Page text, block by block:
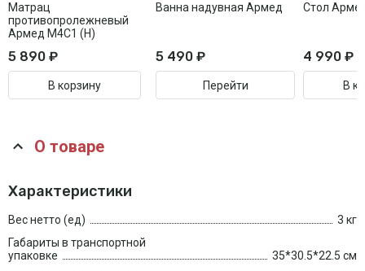
Матрац
противопролежневый
Армед М4С1 (Н)
5 890 ₽
В корзину
Ванна надувная Армед
5 490 ₽
Перейти
Стол
4 990 ₽
В
О товаре
Характеристики
Вес нетто (ед)
3 кг
Габариты в транспортной
упаковке
35*30.5*22.5 см